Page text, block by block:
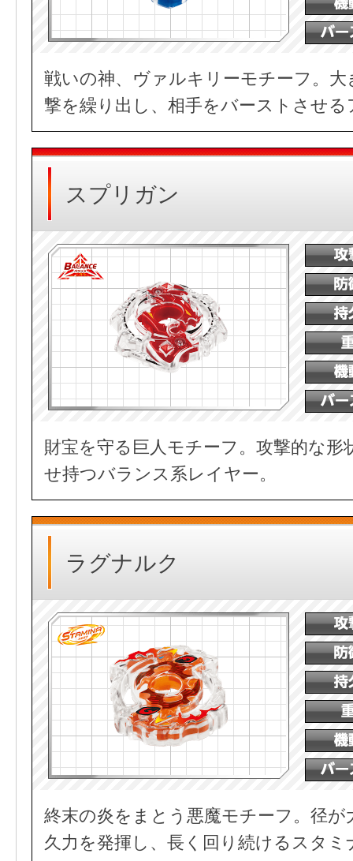
戦いの神、ヴァルキリーモチーフ。
撃を繰り出し、相手をバーストさせ
スプリガン
財宝を守る巨人モチーフ。攻撃的な形
せ持つバランス系レイヤー。
ラグナルク
終末の炎をまとう悪魔モチーフ。径
久力を発揮し、長く回り続けるスタミ